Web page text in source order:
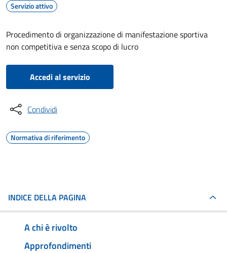
Servizio attivo
Procedimento di organizzazione di manifestazione sportiva
non competitiva e senza scopo di lucro
Accedi al servizio
Condividi
Normativa di riferimento
INDICE DELLA PAGINA
A chi è rivolto
Approfondimenti